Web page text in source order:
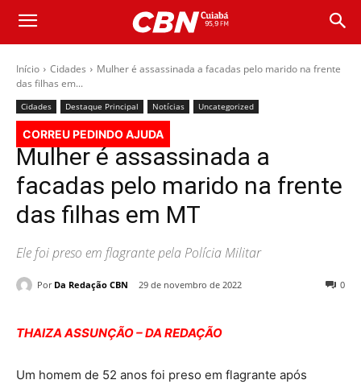
Início Cidades
Mulher é assassinada a facadas pelo marido na frente
das filhas em...
Cidades Destaque Principal Notícias Uncategorized
CORREU PEDINDO AJUDA
Mulher é assassinada a
facadas pelo marido na frente
das filhas em MT
Ele foi preso em flagrante pela Polícia Militar
Por Da Redação CBN 29 de novembro de 2022 0
THAIZA ASSUNÇÃO – DA REDAÇÃO
Um homem de 52 anos foi preso em flagrante após